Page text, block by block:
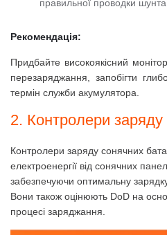
правильної проводки шунта.
Рекомендація:
Придбайте високоякісний
перезаряджання, запобігти
термін служби акумулятора.
2. Контролери заряду
Контролери заряду сонячних
електроенергії від сонячних
забезпечуючи оптимальну
Вони також оцінюють DoD на
процесі заряджання.